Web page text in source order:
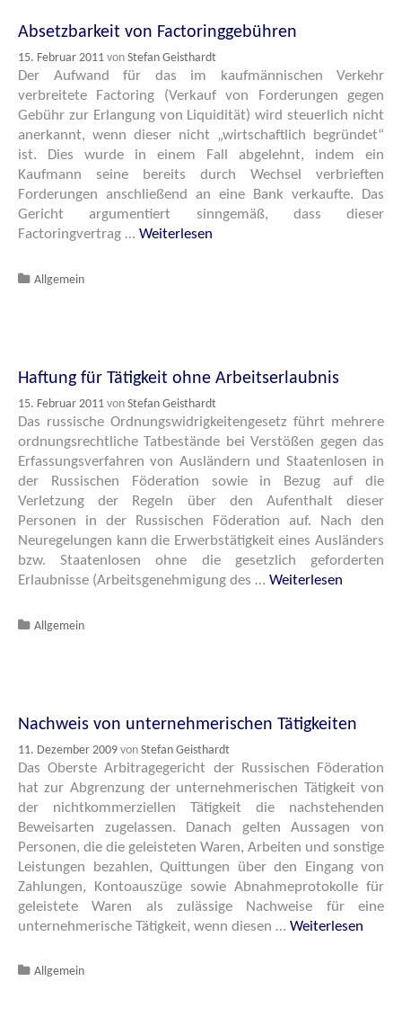
Absetzbarkeit von Factoringgebühren
15. Februar 2011 von Stefan Geisthardt
Der Aufwand für das im kaufmännischen Verkehr
verbreitete Factoring (Verkauf von Forderungen gegen
Gebühr zur Erlangung von Liquidität) wird steuerlich nicht
anerkannt, wenn dieser nicht „wirtschaftlich begründet“
ist. Dies wurde in einem Fall abgelehnt, indem ein
Kaufmann seine bereits durch Wechsel verbrieften
Forderungen anschließend an eine Bank verkaufte. Das
Gericht argumentiert sinngemäß, dass dieser
Factoringvertrag … Weiterlesen
Katgeorien
Allgemein
Haftung für Tätigkeit ohne Arbeitserlaubnis
15. Februar 2011 von Stefan Geisthardt
Das russische Ordnungswidrigkeitengesetz führt mehrere
ordnungsrechtliche Tatbestände bei Verstößen gegen das
Erfassungsverfahren von Ausländern und Staatenlosen in
der Russischen Föderation sowie in Bezug auf die
Verletzung der Regeln über den Aufenthalt dieser
Personen in der Russischen Föderation auf. Nach den
Neuregelungen kann die Erwerbstätigkeit eines Ausländers
bzw. Staatenlosen ohne die gesetzlich geforderten
Erlaubnisse (Arbeitsgenehmigung des … Weiterlesen
Katgeorien
Allgemein
Nachweis von unternehmerischen Tätigkeiten
11. Dezember 2009 von Stefan Geisthardt
Das Oberste Arbitragegericht der Russischen Föderation
hat zur Abgrenzung der unternehmerischen Tätigkeit von
der nichtkommerziellen Tätigkeit die nachstehenden
Beweisarten zugelassen. Danach gelten Aussagen von
Personen, die die geleisteten Waren, Arbeiten und sonstige
Leistungen bezahlen, Quittungen über den Eingang von
Zahlungen, Kontoauszüge sowie Abnahmeprotokolle für
geleistete Waren als zulässige Nachweise für eine
unternehmerische Tätigkeit, wenn diesen … Weiterlesen
Katgeorien
Allgemein